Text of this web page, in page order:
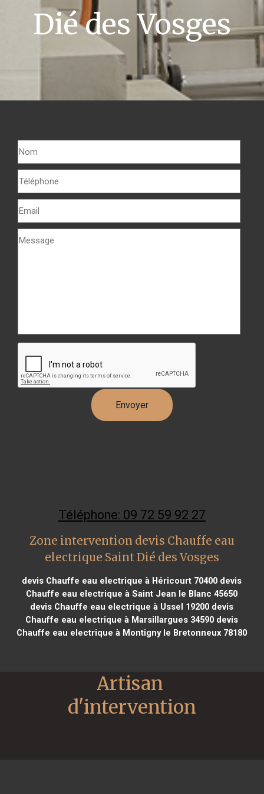
Dié des Vosges
Téléphone: 09 72 59 92 27
Zone intervention devis Chauffe eau
electrique Saint Dié des Vosges
devis Chauffe eau electrique à Héricourt 70400 devis
Chauffe eau electrique à Saint Jean le Blanc 45650
devis Chauffe eau electrique à Ussel 19200 devis
Chauffe eau electrique à Marsillargues 34590 devis
Chauffe eau electrique à Montigny le Bretonneux 78180
Artisan
d'intervention